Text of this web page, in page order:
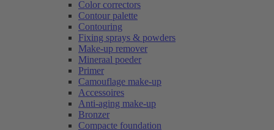
Color correctors
Contour palette
Contouring
Fixing sprays & powders
Make-up remover
Mineraal poeder
Primer
Camouflage make-up
Accessoires
Anti-aging make-up
Bronzer
Compacte foundation